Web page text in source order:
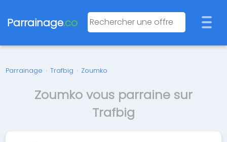
Parrainage.co
Parrainage › Trafbig › Zoumko
Zoumko vous parraine sur
Trafbig